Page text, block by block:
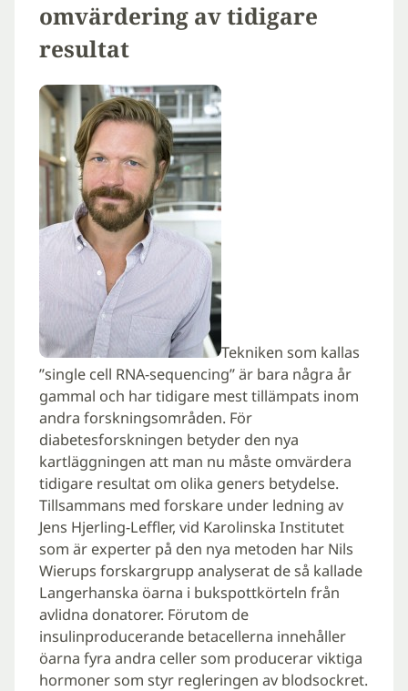
omvärdering av tidigare
resultat
Tekniken som kallas
”single cell RNA-sequencing” är bara några år
gammal och har tidigare mest tillämpats inom
andra forskningsområden. För
diabetesforskningen betyder den nya
kartläggningen att man nu måste omvärdera
tidigare resultat om olika geners betydelse.
Tillsammans med forskare under ledning av
Jens Hjerling-Leffler, vid Karolinska Institutet
som är experter på den nya metoden har Nils
Wierups forskargrupp analyserat de så kallade
Langerhanska öarna i bukspottkörteln från
avlidna donatorer. Förutom de
insulinproducerande betacellerna innehåller
öarna fyra andra celler som producerar viktiga
hormoner som styr regleringen av blodsockret.